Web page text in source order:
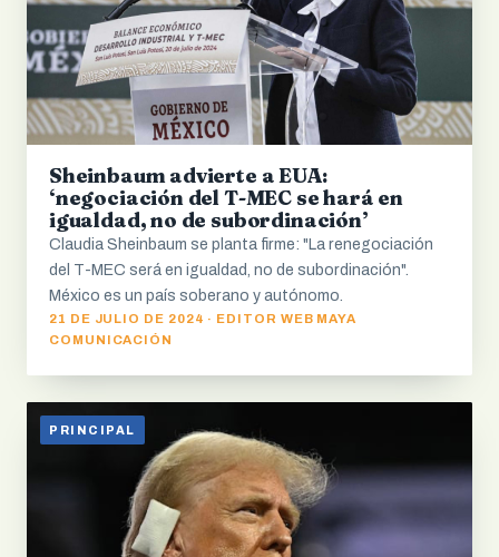
Sheinbaum advierte a EUA:
‘negociación del T-MEC se hará en
igualdad, no de subordinación’
Claudia Sheinbaum se planta firme: "La renegociación
del T-MEC será en igualdad, no de subordinación".
México es un país soberano y autónomo.
21 DE JULIO DE 2024 · EDITOR WEB MAYA
COMUNICACIÓN
PRINCIPAL